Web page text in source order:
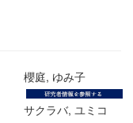
櫻庭, ゆみ子
サクラバ, ユミコ